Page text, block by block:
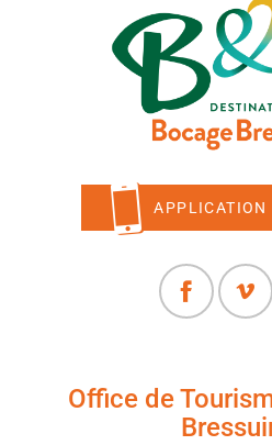
APPLICATION
Office de